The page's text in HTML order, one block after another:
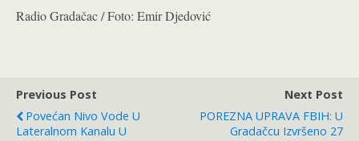
Radio Gradačac / Foto: Emir Djedović
Previous Post
Povećan Nivo Vode U
Lateralnom Kanalu U
Next Post
POREZNA UPRAVA FBIH: U
Gradačcu Izvršeno 27